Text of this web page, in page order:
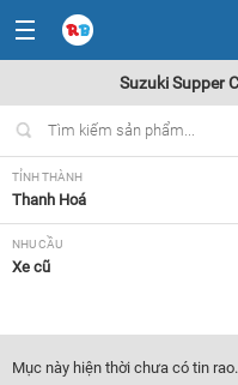
Suzuki Supper
TỈNH THÀNH
Thanh Hoá
NHU CẦU
Xe cũ
Supper Carry Truck
GIÁ XE
Mục này hiện thời chưa có tin rao.